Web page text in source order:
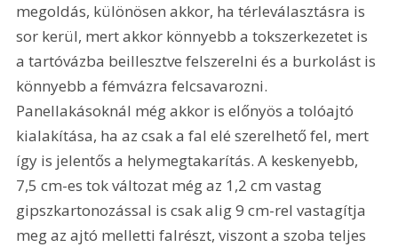
megoldás, különösen akkor, ha térleválasztásra is
sor kerül, mert akkor könnyebb a tokszerkezetet is
a tartóvázba beillesztve felszerelni és a burkolást is
könnyebb a fémvázra felcsavarozni.
Panellakásoknál még akkor is előnyös a tolóajtó
kialakítása, ha az csak a fal elé szerelhető fel, mert
így is jelentős a helymegtakarítás. A keskenyebb,
7,5 cm-es tok változat még az 1,2 cm vastag
gipszkartonozással is csak alig 9 cm-rel vastagítja
meg az ajtó melletti falrészt, viszont a szoba teljes